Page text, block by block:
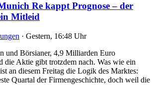
Re kappt Prognose – der
Mitleid
· Gestern, 16:48 Uhr
und Börsianer, 4,9 Milliarden Euro
die Aktie gibt trotzdem nach. Was wie ein
an diesem Freitag die Logik des Marktes:
Quartal der Firmengeschichte, doch weil die